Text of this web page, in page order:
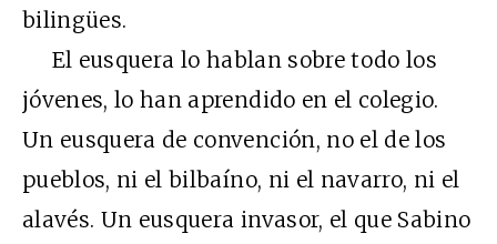
bilingües.
El eusquera lo hablan sobre todo los
jóvenes, lo han aprendido en el colegio.
Un eusquera de convención, no el de los
pueblos, ni el bilbaíno, ni el navarro, ni el
alavés. Un eusquera invasor, el que Sabino